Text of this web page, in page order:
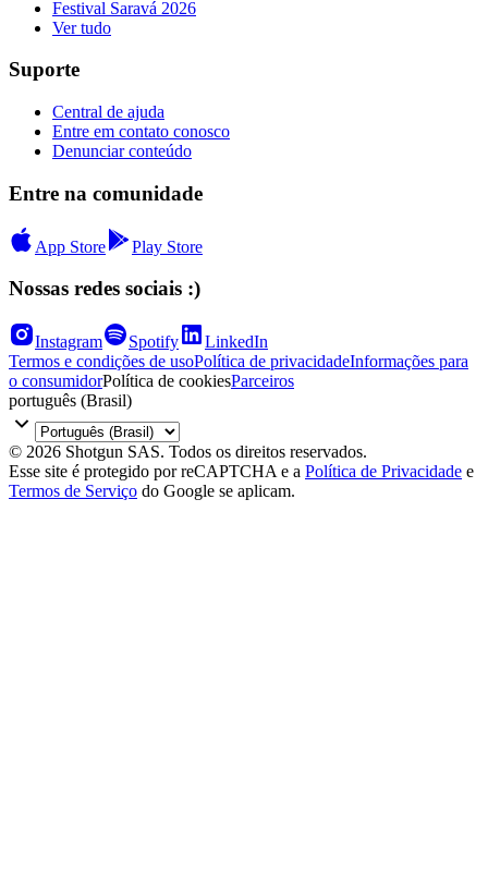
Festival Saravá 2026
Ver tudo
Suporte
Central de ajuda
Entre em contato conosco
Denunciar conteúdo
Entre na comunidade
App Store Play Store
Nossas redes sociais :)
Instagram Spotify
LinkedIn
Termos e condições de usoPolítica de privacidadeInformações para
o consumidorPolítica de cookiesParceiros
português (Brasil)
© 2026 Shotgun SAS. Todos os direitos reservados.
Esse site é protegido por reCAPTCHA e a Política de Privacidade e
Termos de Serviço do Google se aplicam.